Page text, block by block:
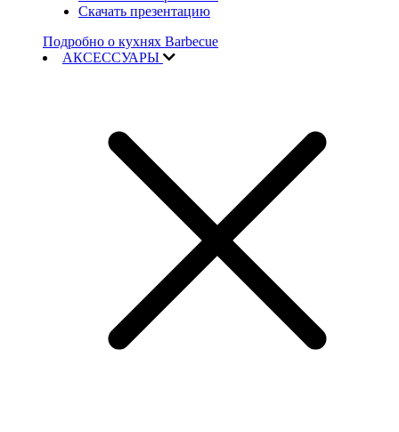
Скачать презентацию
Подробно о кухнях Barbecue
АКСЕССУАРЫ